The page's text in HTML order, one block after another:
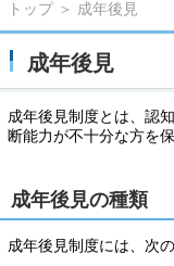
トップ ＞ 成年後見
成年後見
成年後見制度とは、認
断能力が不十分な方を
成年後見の種類
成年後見制度には、次